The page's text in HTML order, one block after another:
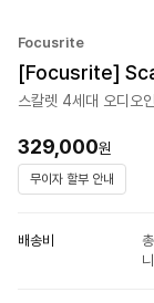
Focusrite
[Focusrite]
스칼렛 4세대 오디오
329,000원
무이자 할부 안내
배송비